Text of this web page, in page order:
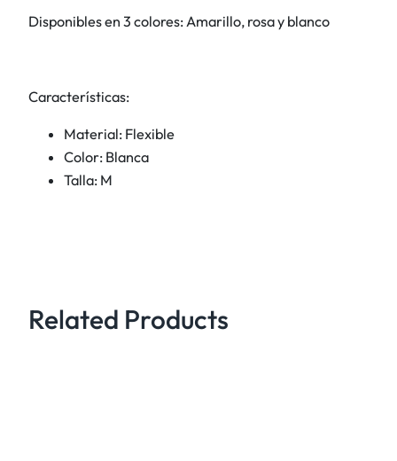
d
Disponibles en 3 colores: Amarillo, rosa y blanco
Características:
Material: Flexible
Color: Blanca
Talla: M
Related Products